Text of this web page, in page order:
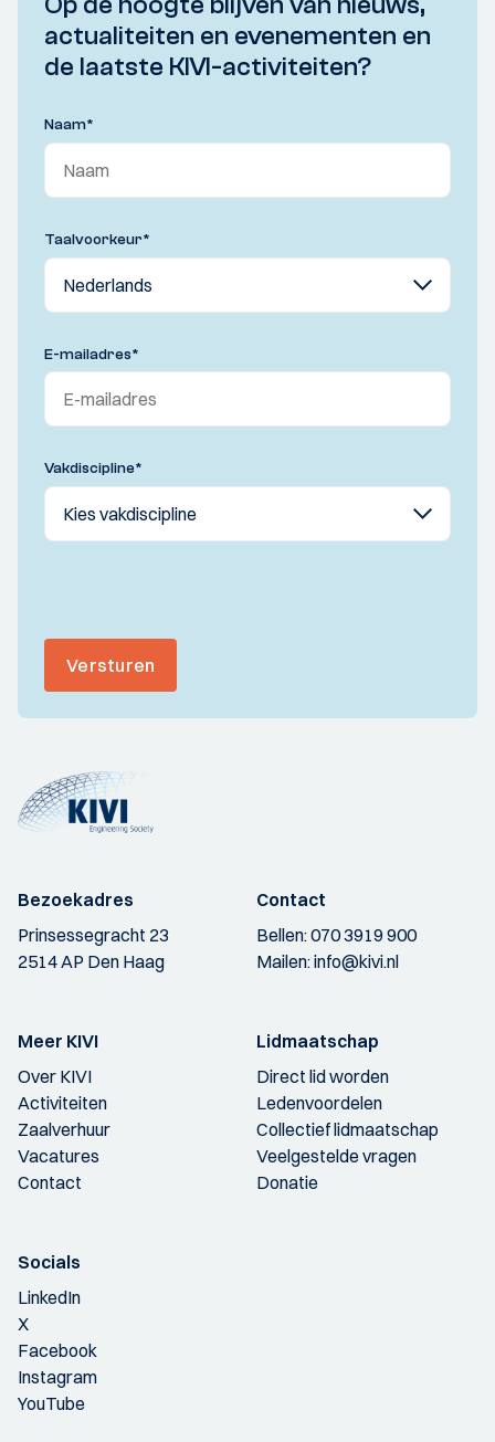
actualiteiten en evenementen en
de laatste KIVI-activiteiten?
Naam*
Taalvoorkeur*
E-mailadres*
Vakdiscipline*
Versturen
Bezoekadres
Prinsessegracht 23
2514 AP Den Haag
Contact
Bellen:070 3919 900
Mailen:info@kivi.nl
Meer KIVI
Over KIVI
Activiteiten
Zaalverhuur
Vacatures
Contact
Lidmaatschap
Direct lid worden
Ledenvoordelen
Collectief lidmaatschap
Veelgestelde vragen
Donatie
Socials
LinkedIn
X
Facebook
Instagram
YouTube